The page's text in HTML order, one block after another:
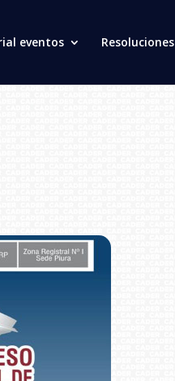
eventos Resoluciones